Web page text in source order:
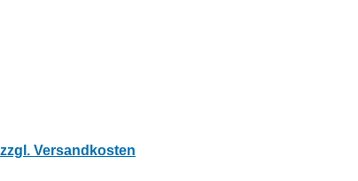
Versandkosten